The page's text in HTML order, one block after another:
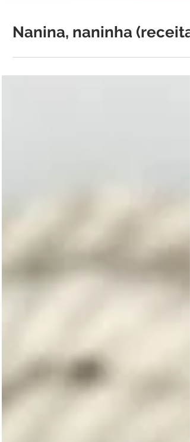
Nanina, naninha (receita)